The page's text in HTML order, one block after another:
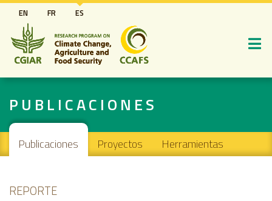
Pasar
al
contenido
principal
EN FR ES
PUBLICACIONES
Main navigation
Publicaciones Proyectos Herramientas
REPORTE